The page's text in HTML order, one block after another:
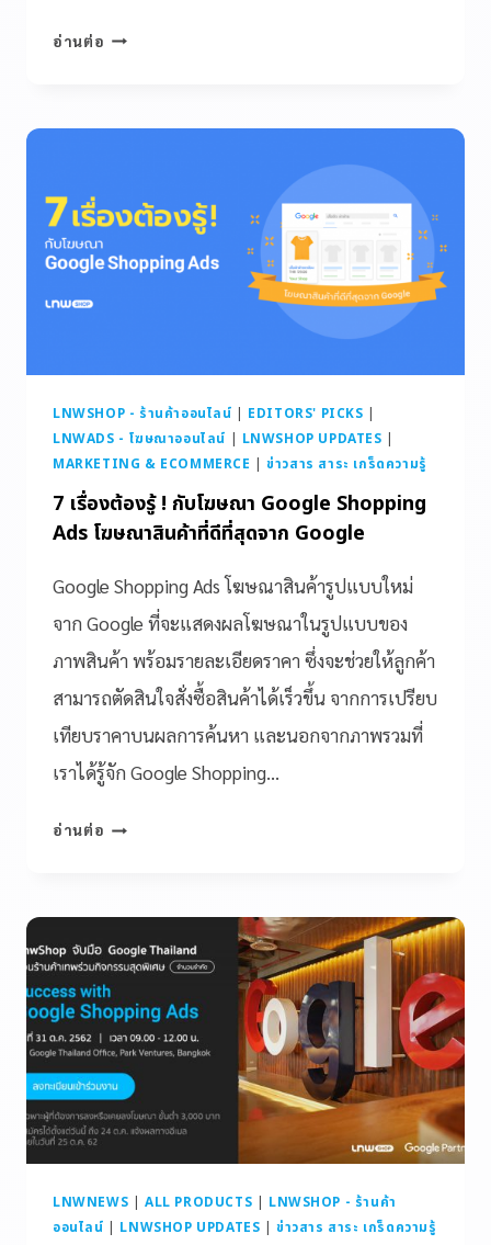
อ่านต่อ
LNWSHOP - ร้านค้าออนไลน์ | EDITORS' PICKS |
LNWADS - โฆษณาออนไลน์ | LNWSHOP UPDATES |
MARKETING & ECOMMERCE |ข่าวสาร สาระ เกร็ดความรู้
7 เรื่องต้องรู้ ! กับโฆษณา Google Shopping
Ads โฆษณาสินค้าที่ดีที่สุดจาก Google
Google Shopping Ads โฆษณาสินค้ารูปแบบใหม่
จาก Google ที่จะแสดงผลโฆษณาในรูปแบบของ
ภาพสินค้า พร้อมรายละเอียดราคา ซึ่งจะช่วยให้ลูกค้า
สามารถตัดสินใจสั่งซื้อสินค้าได้เร็วขึ้น จากการเปรียบ
เทียบราคาบนผลการค้นหา และนอกจากภาพรวมที่
เราได้รู้จัก Google Shopping…
อ่านต่อ
LNWNEWS ALL PRODUCTS
LNWSHOP - ร้านค้า
ออนไลน์
LNWSHOP UPDATES |ข่าวสาร สาระ เกร็ดความรู้